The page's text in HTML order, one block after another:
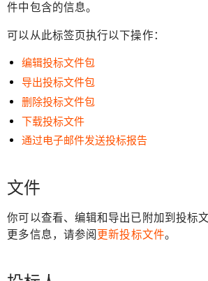
件中包含的信息。
可以从此标签页执行以下操作：
编辑投标文件包
导出投标文件包
删除投标文件包
下载投标文件
通过电子邮件发送投标报告
文件
你可以查看、编辑和导出已附加到投标
更多信息，请参阅 更新投标文件。